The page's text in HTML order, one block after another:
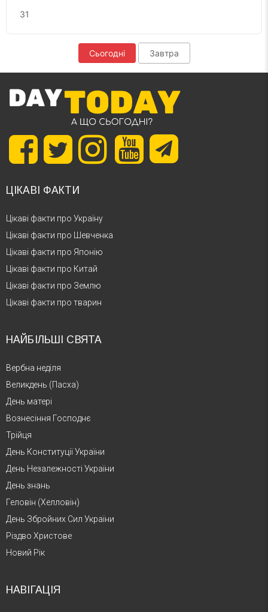
31
Сьогодні Завтра
ЦІКАВІ ФАКТИ
Цікаві факти про Україну
Цікаві факти про Шевченка
Цікаві факти про Японію
Цікаві факти про Китай
Цікаві факти про Землю
Цікаві факти про тварин
НАЙБІЛЬШІ СВЯТА
Вербна неділя
Великдень (Пасха)
День матері
Вознесіння Господнє
Трійця
День Конституції України
День Незалежності України
День знань
Геловін (Хелловін)
День Збройних Сил України
Різдво Христове
Новий Рік
НАВІГАЦІЯ